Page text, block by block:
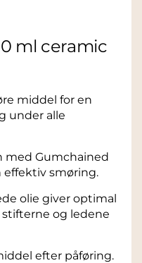
ml ceramic
middel for en
under alle
med Gumchained
effektiv smøring.
olie giver optimal
og ledene
efter påføring.